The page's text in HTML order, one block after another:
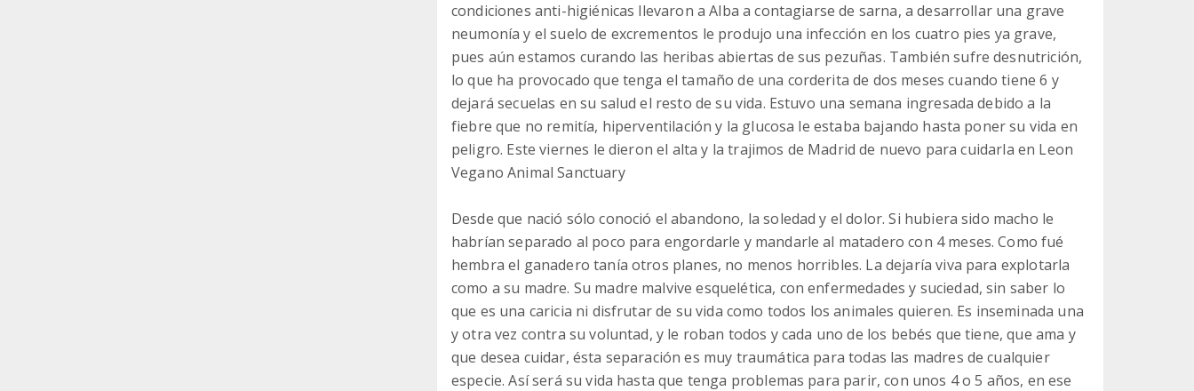
condiciones anti-higiénicas llevaron a Alba a contagiarse de sarna, a desarrollar una grave
neumonía y el suelo de excrementos le produjo una infección en los cuatro pies ya grave,
pues aún estamos curando las heribas abiertas de sus pezuñas. También sufre desnutrición,
lo que ha provocado que tenga el tamaño de una corderita de dos meses cuando tiene 6 y
dejará secuelas en su salud el resto de su vida. Estuvo una semana ingresada debido a la
fiebre que no remitía, hiperventilación y la glucosa le estaba bajando hasta poner su vida en
peligro. Este viernes le dieron el alta y la trajimos de Madrid de nuevo para cuidarla en Leon
Vegano Animal Sanctuary
Desde que nació sólo conoció el abandono, la soledad y el dolor. Si hubiera sido macho le
habrían separado al poco para engordarle y mandarle al matadero con 4 meses. Como fué
hembra el ganadero tanía otros planes, no menos horribles. La dejaría viva para explotarla
como a su madre. Su madre malvive esquelética, con enfermedades y suciedad, sin saber lo
que es una caricia ni disfrutar de su vida como todos los animales quieren. Es inseminada una
y otra vez contra su voluntad, y le roban todos y cada uno de los bebés que tiene, que ama y
que desea cuidar, ésta separación es muy traumática para todas las madres de cualquier
especie. Así será su vida hasta que tenga problemas para parir, con unos 4 o 5 años, en ese